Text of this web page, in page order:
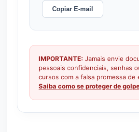
Copiar E-mail
IMPORTANTE: Jamais envie
pessoais confidenciais, senhas
cursos com a falsa promessa de
Saiba como se proteger de